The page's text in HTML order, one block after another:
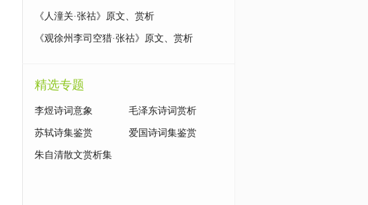
《人潼关·张祜》原文、赏析
《观徐州李司空猎·张祜》原文、赏析
精选专题
李煜诗词意象 毛泽东诗词赏析
苏轼诗集鉴赏 爱国诗词集鉴赏
朱自清散文赏析集